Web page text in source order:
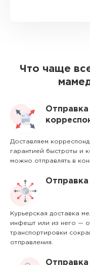
Что чаще
Доставляем
гарантией быстроты и
можно отправлять в
Курьерская доставка
инфешт или из него —
транспортировки
отправления.
Отправка